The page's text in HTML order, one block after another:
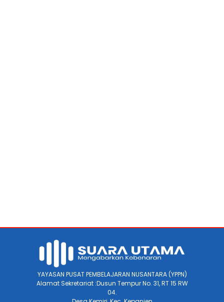
YAYASAN PUSAT PEMBELAJARAN NUSANTARA (YPPN)
Alamat Sekretariat :Dusun Tempur No. 31, RT 15 RW
04.